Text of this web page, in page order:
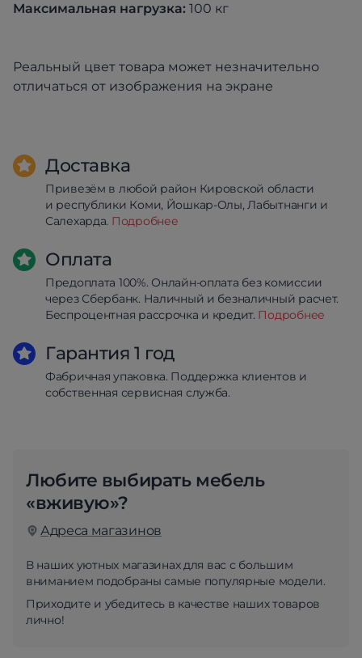
Максимальная нагрузка: 100 кг
Реальный цвет товара может незначительно
отличаться от изображения на экране
Доставка
Привезём в любой район Кировской области
и республики Коми, Йошкар-Олы, Лабытнанги и
Салехарда. Подробнее
Оплата
Предоплата 100%. Онлайн-оплата без комиссии
через Сбербанк. Наличный и безналичный расчет.
Беспроцентная рассрочка и кредит. Подробнее
Гарантия 1 год
Фабричная упаковка. Поддержка клиентов и
собственная сервисная служба.
Любите выбирать мебель
«вживую»?
Адреса магазинов
В наших уютных магазинах для вас с большим
вниманием подобраны самые популярные модели.
Приходите и убедитесь в качестве наших товаров
лично!